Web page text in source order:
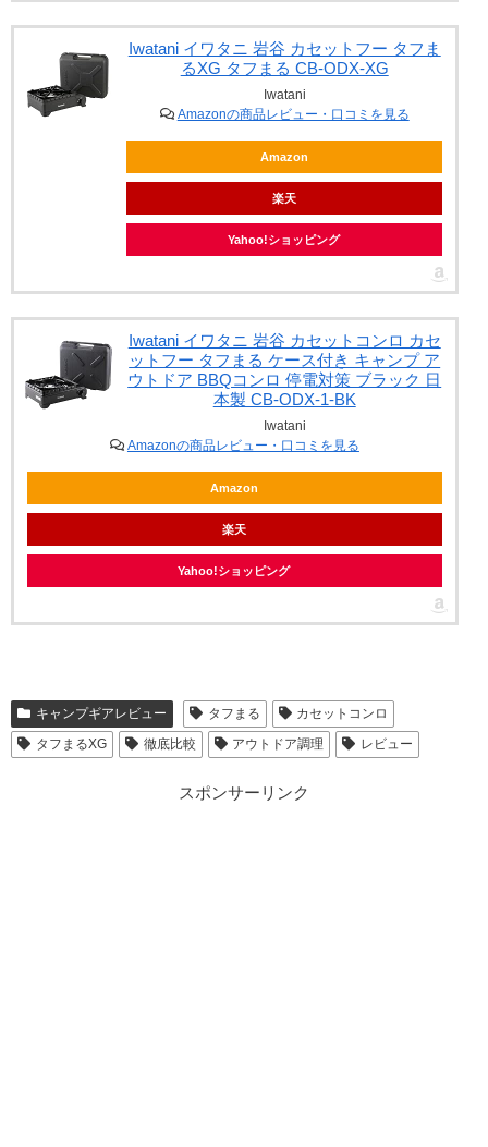
Iwatani イワタニ 岩谷 カセットフー タフま
るXG タフまる CB-ODX-XG
Iwatani
Amazonの商品レビュー・口コミを見る
Amazon
楽天
Yahoo!ショッピング
Iwatani イワタニ 岩谷 カセットコンロ カセ
ットフー タフまる ケース付き キャンプ ア
ウトドア BBQコンロ 停電対策 ブラック 日
本製 CB-ODX-1-BK
Iwatani
Amazonの商品レビュー・口コミを見る
Amazon
楽天
Yahoo!ショッピング
キャンプギアレビュー タフまる
カセットコンロ
タフまるXG
徹底比較 アウトドア調理 レビュー
スポンサーリンク